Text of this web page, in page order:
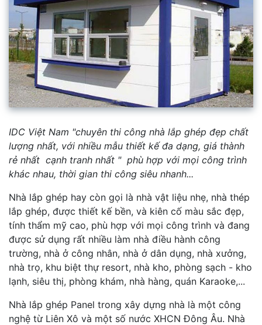
IDC Việt Nam "chuyên thi công nhà lắp ghép đẹp chất
lượng nhất, với nhiều mẫu thiết kế đa dạng, giá thành
rẻ nhất cạnh tranh nhất " phù hợp với mọi công trình
khác nhau, thời gian thi công siêu nhanh...
Nhà lắp ghép hay còn gọi là nhà vật liệu nhẹ, nhà thép
lắp ghép, được thiết kế bền, và kiên cố màu sắc đẹp,
tính thẩm mỹ cao, phù hợp với mọi công trình và đang
được sử dụng rất nhiều làm nhà điều hành công
trường, nhà ở công nhân, nhà ở dân dụng, nhà xưởng,
nhà trọ, khu biệt thự resort, nhà kho, phòng sạch - kho
lạnh, siêu thị, phòng khám, nhà hàng, quán Karaoke,...
Nhà lắp ghép Panel trong xây dựng nhà là một công
nghệ từ Liên Xô và một số nước XHCN Đông Âu. Nhà